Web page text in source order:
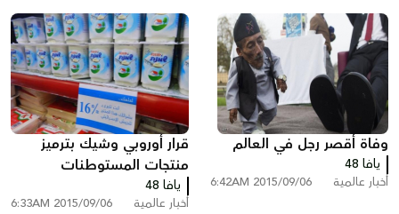
وفاة أقصر رجل في العالم
يافا 48
أخبار عالمية 2015/09/06 6:42AM
قرار أوروبي وشيك بترميز
منتجات المستوطنات
يافا 48
أخبار عالمية 2015/09/06 6:33AM